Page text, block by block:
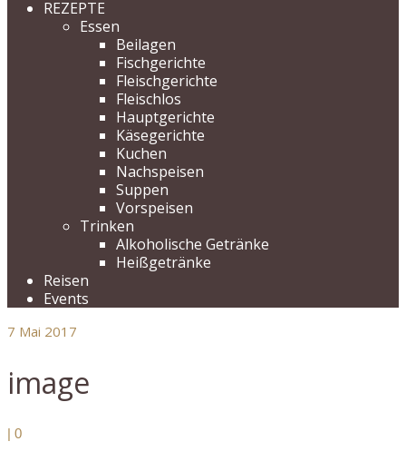
REZEPTE
Essen
Beilagen
Fischgerichte
Fleischgerichte
Fleischlos
Hauptgerichte
Käsegerichte
Kuchen
Nachspeisen
Suppen
Vorspeisen
Trinken
Alkoholische Getränke
Heißgetränke
Reisen
Events
7 Mai 2017
image
| 0